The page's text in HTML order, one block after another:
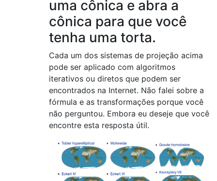
uma cônica e abra a
cônica para que você
tenha uma torta.
Cada um dos sistemas de projeção acima
pode ser aplicado com algoritmos
iterativos ou diretos que podem ser
encontrados na Internet. Não falei sobre a
fórmula e as transformações porque você
não perguntou. Embora eu deseje que você
encontre esta resposta útil.